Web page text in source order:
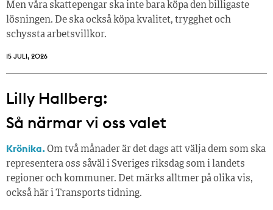
Men våra skattepengar ska inte bara köpa den billigaste
lösningen. De ska också köpa kvalitet, trygghet och
schyssta arbetsvillkor.
15 JULI, 2026
Lilly Hallberg:
Så närmar vi oss valet
Krönika.Om två månader är det dags att välja dem som ska
representera oss såväl i Sveriges riksdag som i landets
regioner och kommuner. Det märks alltmer på olika vis,
också här i Transports tidning.